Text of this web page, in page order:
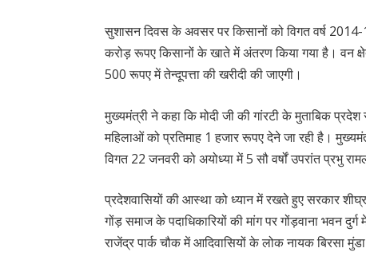
सुशासन दिवस के अवसर पर किसानों को विगत वर्ष
करोड़ रूपए किसानों के खाते में अंतरण किया गया है। वन
500 रूपए में तेन्दूपत्ता की खरीदी की जाएगी।
मुख्यमंत्री ने कहा कि मोदी जी की गांरटी के मुताबिक
महिलाओं को प्रतिमाह 1 हजार रूपए देने जा रही है।
विगत 22 जनवरी को अयोध्या में 5 सौ वर्षों उपरांत प्रभु
प्रदेशवासियों की आस्था को ध्यान में रखते हुए सरकार
गोंड़ समाज के पदाधिकारियों की मांग पर गोंड़वाना भवन
राजेंद्र पार्क चौक में आदिवासियों के लोक नायक बिरसा